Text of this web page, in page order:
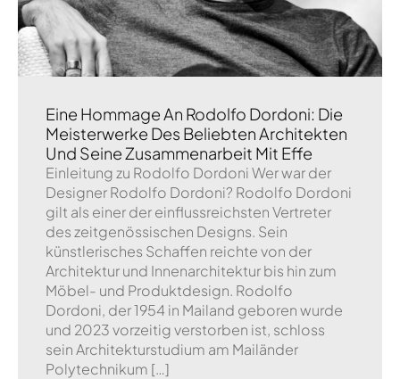
Eine Hommage An Rodolfo Dordoni: Die
Meisterwerke Des Beliebten Architekten
Und Seine Zusammenarbeit Mit Effe
Einleitung zu Rodolfo Dordoni Wer war der
Designer Rodolfo Dordoni? Rodolfo Dordoni
gilt als einer der einflussreichsten Vertreter
des zeitgenössischen Designs. Sein
künstlerisches Schaffen reichte von der
Architektur und Innenarchitektur bis hin zum
Möbel- und Produktdesign. Rodolfo
Dordoni, der 1954 in Mailand geboren wurde
und 2023 vorzeitig verstorben ist, schloss
sein Architekturstudium am Mailänder
Polytechnikum […]